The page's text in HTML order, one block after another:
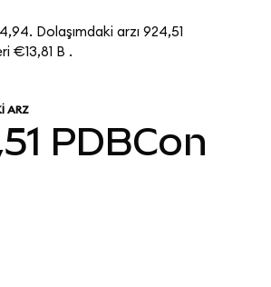
Dolaşımdaki arzı 924,51
€13,81 B .
ARZ
PDBCon